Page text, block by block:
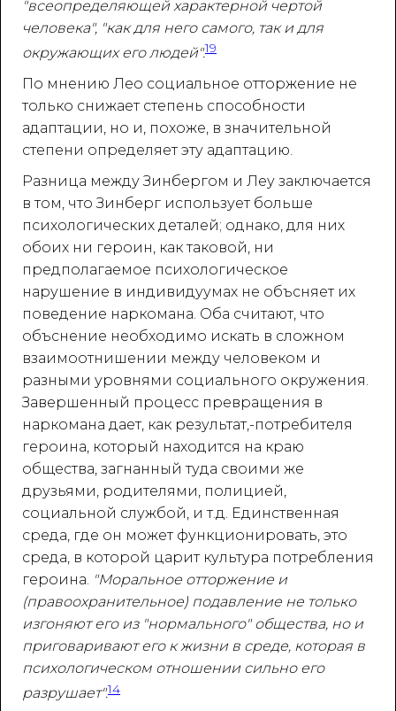
"всеопределяющей характерной чертой
человека", "как для него самого, так и для
окружающих его людей".19
По мнению Лео социальное отторжение не
только снижает степень способности
адаптации, но и, похоже, в значительной
степени определяет эту адаптацию.
Разница между Зинбергом и Леу заключается
в том, что Зинберг использует больше
психологических деталей; однако, для них
обоих ни героин, как таковой, ни
предполагаемое психологическое
нарушение в индивидуумах не объсняет их
поведение наркомана. Оба считают, что
объснение необходимо искать в сложном
взаимоотнишении между человеком и
разными уровнями социального окружения.
Завершенный процесс превращения в
наркомана дает, как результат,-потребителя
героина, который находится на краю
общества, загнанный туда своими же
друзьями, родителями, полицией,
социальной службой, и т.д. Единственная
среда, где он может функционировать, это
среда, в которой царит культура потребления
героина. "Моральное отторжение и
(правоохранительное) подавление не только
изгоняют его из "нормального" общества, но и
приговаривают его к жизни в среде, которая в
психологическом отношении сильно его
разрушает".14